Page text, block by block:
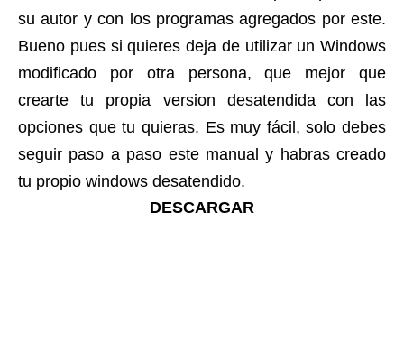
su autor y con los programas agregados por este.
Bueno pues si quieres deja de utilizar un Windows
modificado por otra persona, que mejor que
crearte tu propia version desatendida con las
opciones que tu quieras. Es muy fácil, solo debes
seguir paso a paso este manual y habras creado
tu propio windows desatendido.
DESCARGAR